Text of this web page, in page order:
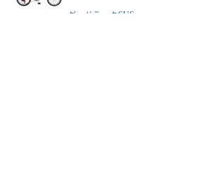
グッドラックSUS